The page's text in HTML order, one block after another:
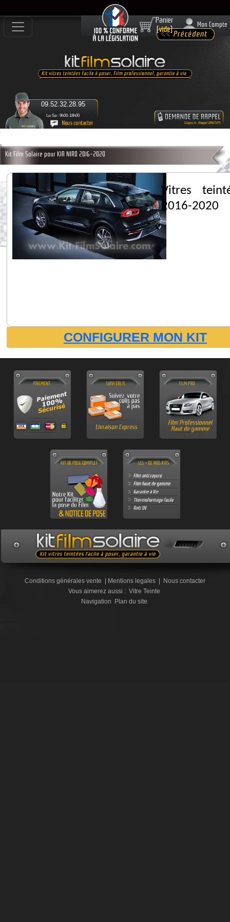
Lu-Sa : 9h00-18h00
09.52.32.28.95
Panier
[vide]
Mon Compte
Kit Film Solaire pour KIA NIRO 2016-2020
Vitres
2016-2020
CONFIGURER MON KIT
Conditions générales vente | Mentions legales | Nous contacter
Vous aimerez aussi : Vitre Teinte
Navigation Plan du site